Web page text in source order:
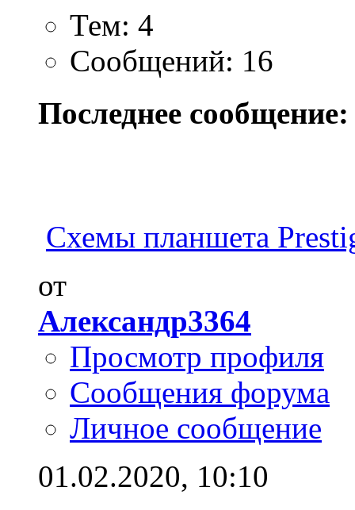
Тем: 4
Сообщений: 16
Последнее сообщение:
Схемы планшета
от
Александр3364
Просмотр профиля
Сообщения форума
Личное сообщение
01.02.2020, 10:10